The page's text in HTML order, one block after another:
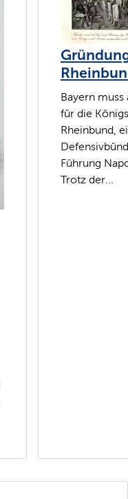
Bayern muss
für die
Rheinbund,
Führung
Trotz der...